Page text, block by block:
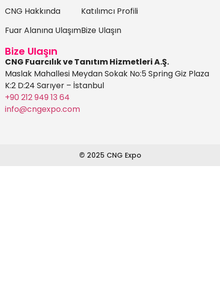
CNG Hakkında
Fuar Alanına Ulaşım
Katılımcı Profili
Bize Ulaşın
Bize Ulaşın
CNG Fuarcılık ve Tanıtım Hizmetleri A.Ş.
Maslak Mahallesi Meydan Sokak No:5 Spring Giz Plaza
K:2 D:24 Sarıyer – İstanbul
+90 212 949 13 64
info@cngexpo.com
© 2025 CNG Expo